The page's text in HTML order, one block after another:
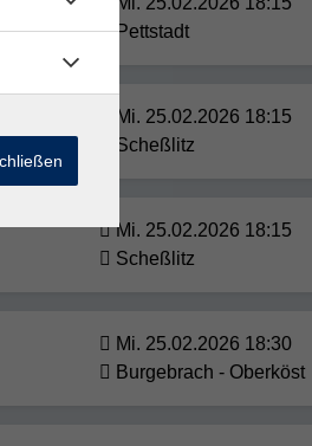
Pettstadt
Mi. 25.02.2026 18:15
Scheßlitz
Mi. 25.02.2026 18:15
Scheßlitz
Mi. 25.02.2026 18:30
Burgebrach - Oberköst